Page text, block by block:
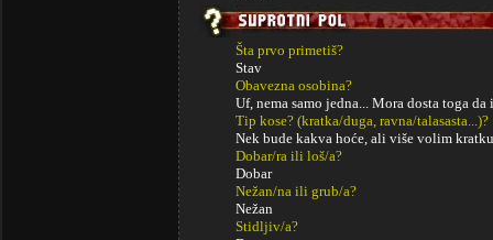
Šta prvo primetiš?
Stav
Obavezna osobina?
Uf, nema samo jedna... Mora dosta toga da
Tip kose? (kratka/duga, ravna/talasasta...)?
Nek bude kakva hoće, ali više volim
Dobar/ra ili loš/a?
Dobar
Nežan/na ili grub/a?
Nežan
Stidljiv/a?